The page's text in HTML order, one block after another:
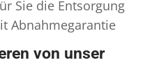
Sie die Entsorgung
Abnahmegarantie
von unser